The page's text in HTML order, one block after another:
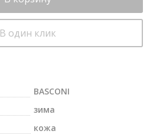
В один клик
BASCONI
зима
кожа